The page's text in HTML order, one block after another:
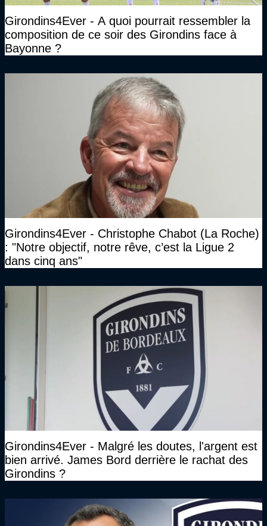
Girondins4Ever - A quoi pourrait ressembler la
composition de ce soir des Girondins face à
Bayonne ?
Girondins4Ever - Christophe Chabot (La Roche)
: "Notre objectif, notre rêve, c’est la Ligue 2
dans cinq ans"
Girondins4Ever - Malgré les doutes, l'argent est
bien arrivé. James Bord derrière le rachat des
Girondins ?